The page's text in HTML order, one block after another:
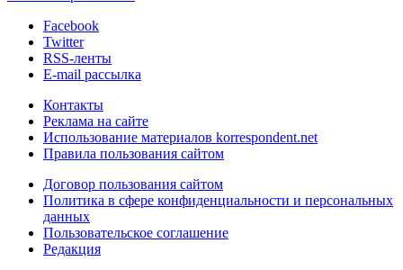
Facebook
Twitter
RSS-ленты
E-mail рассылка
Контакты
Реклама на сайте
Использование материалов korrespondent.net
Правила пользования сайтом
Договор пользования сайтом
Политика в сфере конфиденциальности и персональных
данных
Пользовательское соглашение
Редакция